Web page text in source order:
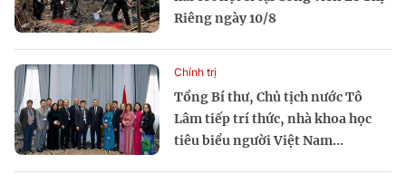
Riêng ngày 10/8
Tổng Bí thư, Chủ tịch nước Tô
Lâm tiếp trí thức, nhà khoa học
tiêu biểu người Việt Nam...
Chính trị